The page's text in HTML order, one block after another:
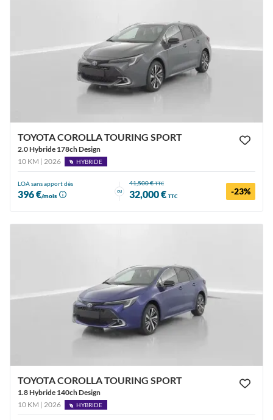
TOYOTA COROLLA TOURING SPORT
2.0 Hybride 178ch Design
10 KM | 2026
HYBRIDE
LOA sans apport dès
396 €/mois
ou
41,500 €TTC
32,000 € TTC -23%
TOYOTA COROLLA TOURING SPORT
1.8 Hybride 140ch Design
10 KM | 2026
HYBRIDE